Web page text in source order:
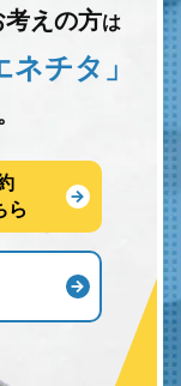
考えの方は
ネチタ」
ら